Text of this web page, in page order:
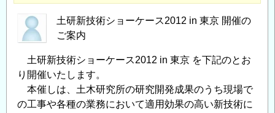
土研新技術ショーケース2012 in 東京 開催の
ご案内
土研新技術ショーケース2012 in 東京 を下記のとお
り開催いたします。
本催しは、土木研究所の研究開発成果のうち現場で
の工事や各種の業務において適用効果の高い新技術に